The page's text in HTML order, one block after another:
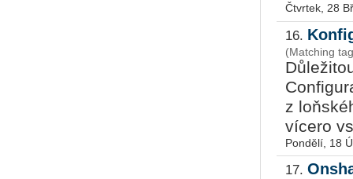
Čtvrtek, 28
16.
(Matching
z
vícero
Pondělí, 18
17.